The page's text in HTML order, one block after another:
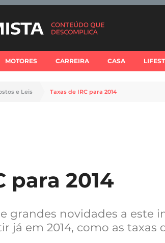
MOTORES CARREIRA CASA
e Leis Taxas de IRC para 2014
para 2014
grandes novidades a este
já em 2014, como as taxas